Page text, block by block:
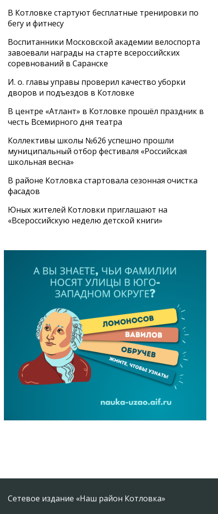
В Котловке стартуют бесплатные тренировки по
бегу и фитнесу
Воспитанники Московской академии велоспорта
завоевали награды на старте всероссийских
соревнований в Саранске
И. о. главы управы проверил качество уборки
дворов и подъездов в Котловке
В центре «Атлант» в Котловке прошёл праздник в
честь Всемирного дня театра
Коллективы школы №626 успешно прошли
муниципальный отбор фестиваля «Российская
школьная весна»
В районе Котловка стартовала сезонная очистка
фасадов
Юных жителей Котловки приглашают на
«Всероссийскую неделю детской книги»
Сетевое издание «Наш район Котловка»